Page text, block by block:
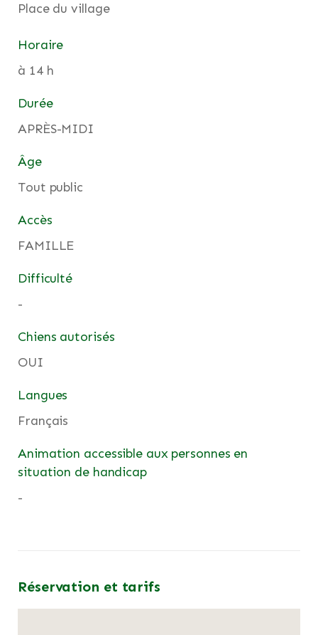
Place du village
Horaire
à 14 h
Durée
APRÈS-MIDI
Âge
Tout public
Accès
FAMILLE
Difficulté
-
Chiens autorisés
OUI
Langues
Français
Animation accessible aux personnes en
situation de handicap
-
Réservation et tarifs